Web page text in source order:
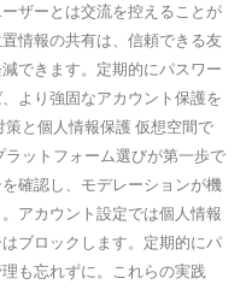
ザーとは交流を控えることが
情報の共有は、信頼できる友
できます。定期的にパスワー
より強固なアカウント保護を
と個人情報保護 仮想空間で
ットフォーム選びが第一歩で
確認し、モデレーションが機
アカウント設定では個人情報
ブロックします。定期的にパ
も忘れずに。これらの実践